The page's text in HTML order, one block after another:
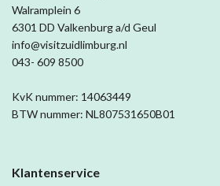
Walramplein 6
6301 DD Valkenburg a/d Geul
info@visitzuidlimburg.nl
043- 609 8500
KvK nummer: 14063449
BTW nummer: NL807531650B01
Klantenservice